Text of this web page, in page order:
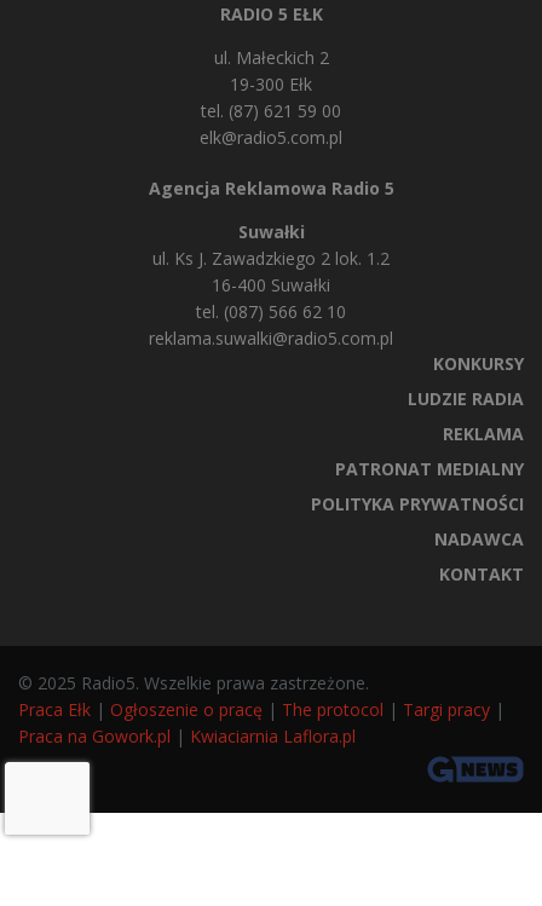
RADIO 5 EŁK
ul. Małeckich 2
19-300 Ełk
tel. (87) 621 59 00
elk@radio5.com.pl
Agencja Reklamowa Radio 5
Suwałki
ul. Ks J. Zawadzkiego 2 lok. 1.2
16-400 Suwałki
tel. (087) 566 62 10
reklama.suwalki@radio5.com.pl
KONKURSY
LUDZIE RADIA
REKLAMA
PATRONAT MEDIALNY
POLITYKA PRYWATNOŚCI
NADAWCA
KONTAKT
© 2025 Radio5. Wszelkie prawa zastrzeżone.
Praca Ełk | Ogłoszenie o pracę | The protocol | Targi pracy |
Praca na Gowork.pl | Kwiaciarnia Laflora.pl